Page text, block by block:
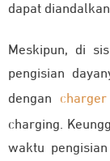
dapat
Meskipun, di
pengisian
dengan charger
charging.
waktu